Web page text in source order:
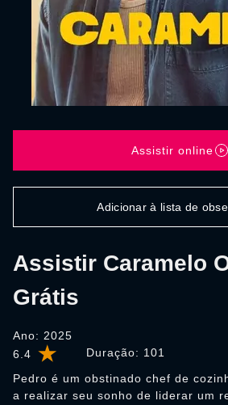
6.4 Duração: 101
Assistir Caramelo
Grátis
Ano: 2025
Pedro é um obstinado chef de
a realizar seu sonho de liderar um
Assistir online
Adicionar à lista de